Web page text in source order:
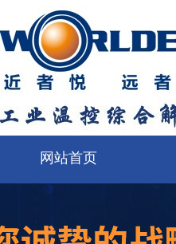
网站首页